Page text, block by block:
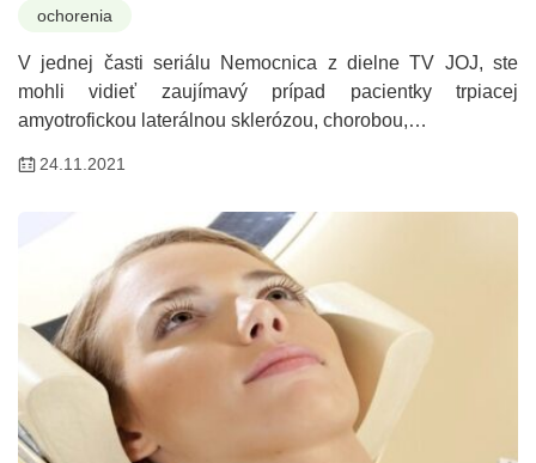
ochorenia
V jednej časti seriálu Nemocnica z dielne TV JOJ, ste
mohli vidieť zaujímavý prípad pacientky trpiacej
amyotrofickou laterálnou sklerózou, chorobou,…
24.11.2021